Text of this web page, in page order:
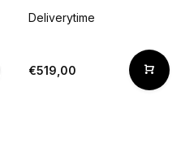
Deliverytime
€519,00